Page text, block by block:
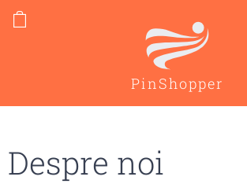
PinShopper
Despre noi